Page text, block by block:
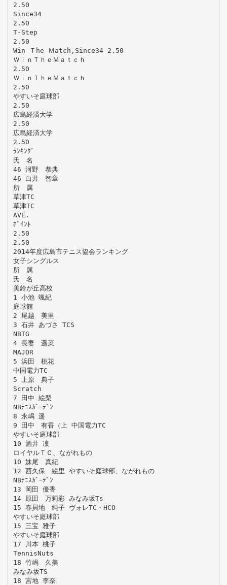
2.50
Since34
2.50
T-Step
2.50
Win Ｔhe Ｍatch,Since34 2.50
ＷｉｎＴｈｅＭａｔｃｈ
2.50
ＷｉｎＴｈｅＭａｔｃｈ
2.50
やすいそ庭球部
2.50
広島経済大学
2.50
広島経済大学
2.50
ﾗﾝｷﾝｸﾞ
氏 名
46 河野 恭典
46 白井 智章
所 属
草津TC
草津TC
AVE.
ﾎﾟｲﾝﾄ
2.50
2.50
2014年度広島市テニス協会ランキング
女子シングルス
所 属
氏 名
美鈴が丘高校
1 小池 颯紀
庭球館
2 尾越 美里
3 石井 あづさ TCS
NBTG
4 長妻 遥菜
MAJOR
5 浜田 桃花
中国電力TC
5 上原 典子
Scratch
7 田中 絵梨
NBﾃﾆｽｶﾞｰﾃﾞﾝ
8 永嶋 遥
9 田中 有香（上 中国電力TC
やすいそ庭球部
10 酒井 凜
ロイヤルＴＣ、ながれもの
10 妹尾 真紀
12 西久保 絵里 やすいそ庭球部、ながれもの
NBﾃﾆｽｶﾞｰﾃﾞﾝ
13 岡田 優香
14 原田 万莉彩 みなみ坂Ts
15 春貝地 純子 ヴォレTC・HCO
やすいそ庭球部
15 三宝 雅子
やすいそ庭球部
17 川本 桃子
TennisNuts
18 竹嶋 久美
みなみ坂TS
18 宮地 李奈